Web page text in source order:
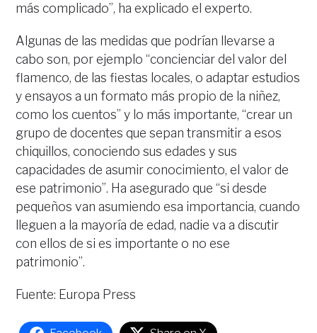
más complicado”, ha explicado el experto.
Algunas de las medidas que podrían llevarse a
cabo son, por ejemplo “concienciar del valor del
flamenco, de las fiestas locales, o adaptar estudios
y ensayos a un formato más propio de la niñez,
como los cuentos” y lo más importante, “crear un
grupo de docentes que sepan transmitir a esos
chiquillos, conociendo sus edades y sus
capacidades de asumir conocimiento, el valor de
ese patrimonio”. Ha asegurado que “si desde
pequeños van asumiendo esa importancia, cuando
lleguen a la mayoría de edad, nadie va a discutir
con ellos de si es importante o no ese
patrimonio”.
Fuente: Europa Press